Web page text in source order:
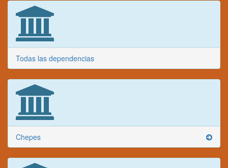
Todas las dependencias
Chepes